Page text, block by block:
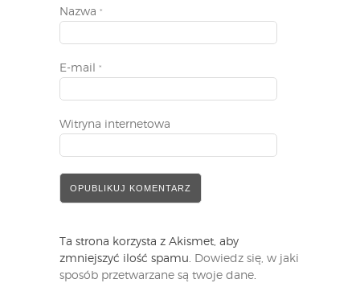
Nazwa *
E-mail *
Witryna internetowa
Ta strona korzysta z Akismet, aby
zmniejszyć ilość spamu. Dowiedz się, w jaki
sposób przetwarzane są twoje dane.